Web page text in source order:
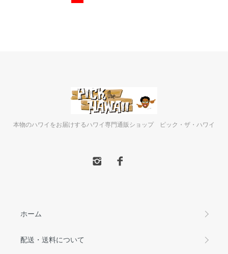
本物のハワイをお届けするハワイ専門通販ショップ ピック・ザ・ハワイ
ホーム
配送・送料について